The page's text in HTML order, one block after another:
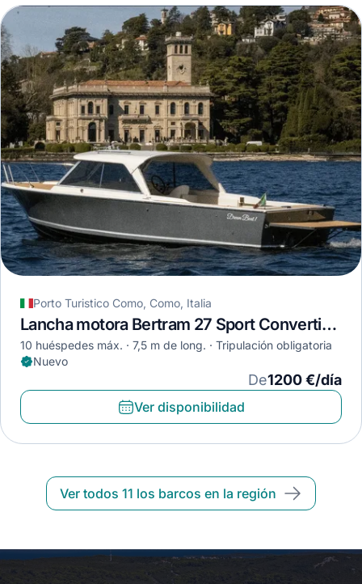
Porto Turistico Como, Como, Italia
Lancha motora Bertram 27 Sport Convertible · 2025
10 huéspedes máx. 7,5 m de long.
Tripulación obligatoria
Nuevo
De1200 €/día
Ver disponibilidad
Ver todos 11 los barcos en la región